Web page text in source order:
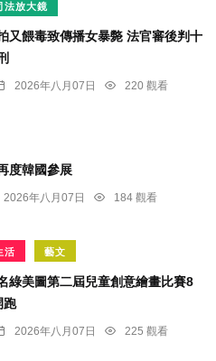
法放大鏡
又餵毒致傳播女暴斃 法官審後判十
2026年八月07日
220 觀看
度韓國參展
2026年八月07日
184 觀看
活 藝文
綠美圖第二屆兒童創意繪畫比賽8
跑
2026年八月07日
225 觀看